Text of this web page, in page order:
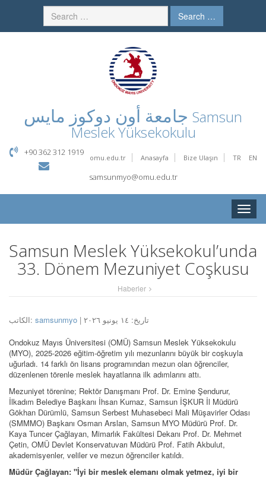
Search …
Samsun
Meslek Yüksekokulu
omu.edu.tr Anasayfa Bize Ulaşın TR EN
+90 362 312 1919
samsunmyo@omu.edu.tr
Toggle
Samsun Meslek Yüksekokul’unda
33. Dönem Mezuniyet Coşkusu
Haberler
الكاتب: samsunmyo
| تاريخ: ١٤ يونيو ٢٠٢٦
Ondokuz Mayıs Üniversitesi (OMÜ) Samsun Meslek Yüksekokulu
(MYO), 2025-2026 eğitim-öğretim yılı mezunlarını büyük bir coşkuyla
uğurladı. 14 farklı ön lisans programından mezun olan öğrenciler,
düzenlenen törenle meslek hayatlarına ilk adımlarını attı.
Mezuniyet törenine; Rektör Danışmanı Prof. Dr. Emine Şendurur,
İlkadım Belediye Başkanı İhsan Kurnaz, Samsun İŞKUR İl Müdürü
Gökhan Dürümlü, Samsun Serbest Muhasebeci Mali Müşavirler Odası
(SMMMO) Başkanı Osman Arslan, Samsun MYO Müdürü Prof. Dr.
Kaya Tuncer Çağlayan, Mimarlık Fakültesi Dekanı Prof. Dr. Mehmet
Çetin, OMÜ Devlet Konservatuvarı Müdürü Prof. Fatih Akbulut,
akademisyenler, veliler ve mezun öğrenciler katıldı.
Müdür Çağlayan: "İyi bir meslek elemanı olmak yetmez, iyi bir